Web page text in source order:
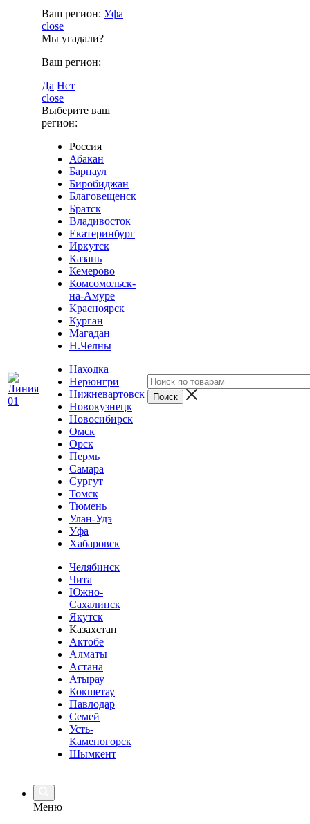
Ваш регион: Уфа
close
Мы угадали?
Ваш регион:
Да Нет
close
Выберите ваш
регион:
Россия
Абакан
Барнаул
Биробиджан
Благовещенск
Братск
Владивосток
Екатеринбург
Иркутск
Казань
Кемерово
Комсомольск-
на-Амуре
Красноярск
Курган
Магадан
Н.Челны
Находка
Нерюнгри
Нижневартовск
Новокузнецк
Новосибирск
Омск
Орск
Пермь
Самара
Сургут
Томск
Тюмень
Улан-Удэ
Уфа
Хабаровск
Челябинск
Чита
Южно-
Сахалинск
Якутск
Казахстан
Актобе
Алматы
Астана
Атырау
Кокшетау
Павлодар
Семей
Усть-
Каменогорск
Шымкент
Меню